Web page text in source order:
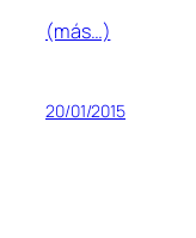
(más…)
20/01/2015